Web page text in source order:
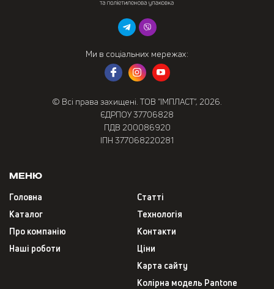
Ми в соціальних мережах:
© Всі права захищені. ТОВ “ІМПЛАСТ”, 2026.
ЄДРПОУ 37706828
ПДВ 200086920
ІПН 377068220281
Меню
Головна
Каталог
Про компанію
Наші роботи
Статті
Технологія
Контакти
Ціни
Карта сайту
Колірна модель Pantone